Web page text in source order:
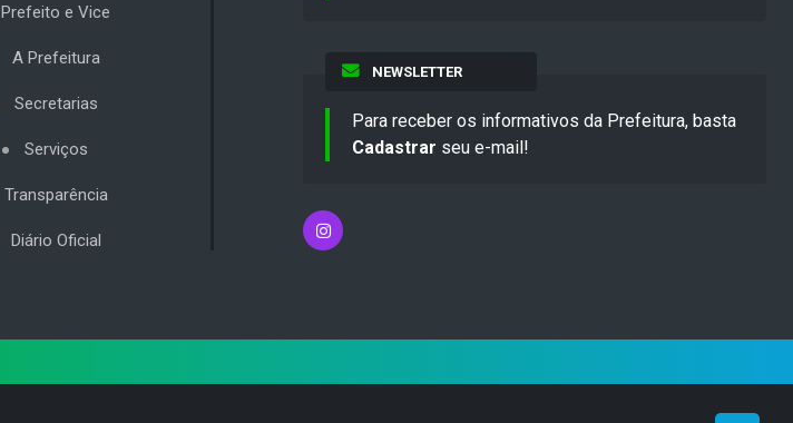
Prefeito e Vice
A Prefeitura
Secretarias
Serviços
Transparência
Diário Oficial
NEWSLETTER
Para receber os informativos da Prefeitura, basta
Cadastrar seu e-mail!